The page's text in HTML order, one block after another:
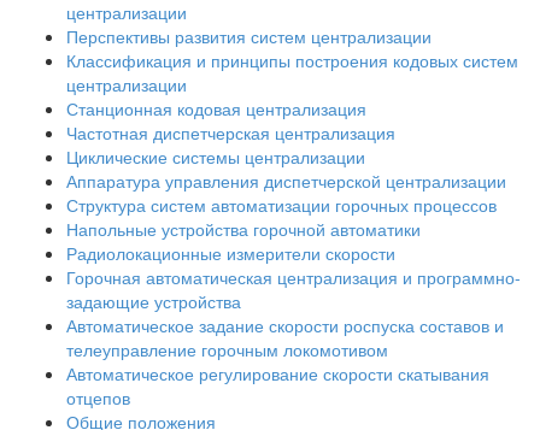
централизации
Перспективы развития систем централизации
Классификация и принципы построения кодовых систем
централизации
Станционная кодовая централизация
Частотная диспетчерская централизация
Циклические системы централизации
Аппаратура управления диспетчерской централизации
Структура систем автоматизации горочных процессов
Напольные устройства горочной автоматики
Радиолокационные измерители скорости
Горочная автоматическая централизация и программно-
задающие устройства
Автоматическое задание скорости роспуска составов и
телеуправление горочным локомотивом
Автоматическое регулирование скорости скатывания
отцепов
Общие положения